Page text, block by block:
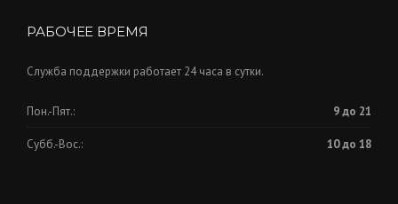
РАБОЧЕЕ ВРЕМЯ
Служба поддержки работает 24 часа в сутки.
Пон.-Пят.: 9 до 21
Субб.-Вос.: 10 до 18